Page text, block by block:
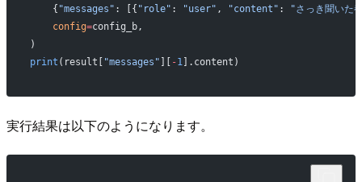
    {
"messages" : [{ "role" : "user" , "content" :
"さっき聞いた
    config
=config_b,
)
print (result[ "messages" -1].content)
実行結果は以下のようになります。